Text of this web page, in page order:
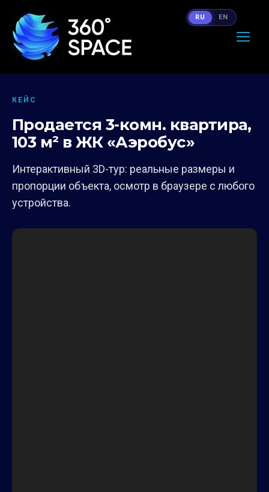
КЕЙС
Продается 3-комн. квартира,
103 м² в ЖК «Аэробус»
Интерактивный 3D-тур: реальные размеры и
пропорции объекта, осмотр в браузере с любого
устройства.
RU EN